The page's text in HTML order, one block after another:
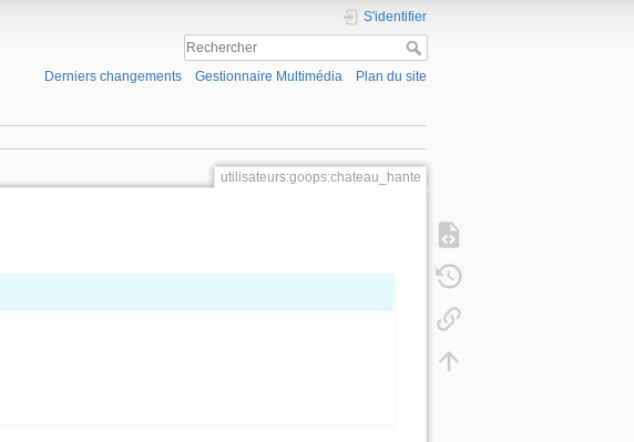
S'identifier
Derniers changements Gestionnaire Multimédia Plan du site
utilisateurs:goops:chateau_hante